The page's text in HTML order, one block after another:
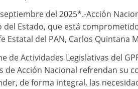
del 2025*.-Acción
Estado, que está
Estatal del PAN, Carlos Quintana
de Actividades Legislativas del
de Acción Nacional refrendan su
de forma integral, las